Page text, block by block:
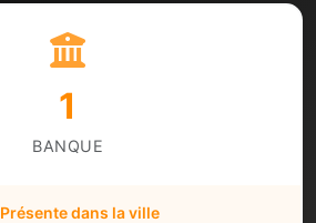
1
BANQUE
Présente dans la ville